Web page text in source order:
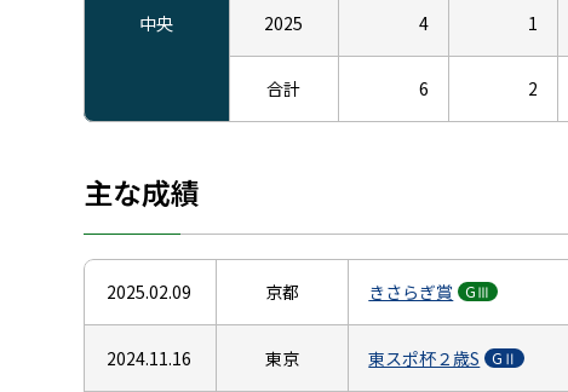
中央 2025 4 1
合計 6 2
主な成績
2025.02.09 京都 きさらぎ賞 GⅢ
2024.11.16 東京 東スポ杯２歳S GⅡ